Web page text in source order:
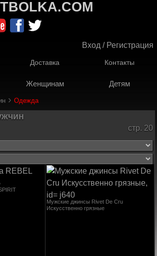
Вход / Регистрация
Доставка Контакты
Женщинам Детям
› Одежда
стр. 20
Мужские джинсы Rivet De Cru
Искусственно грязные